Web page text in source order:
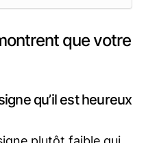
que votre
qu’il est heureux